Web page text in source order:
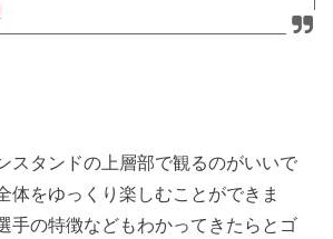
スタンドの上層部で観るのがいいで
体をゆっくり楽しむことができま
手の特徴などもわかってきたらとゴ